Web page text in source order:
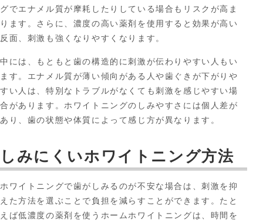
グでエナメル質が摩耗したりしている場合もリスクが高ま
ります。さらに、濃度の高い薬剤を使用すると効果が高い
反面、刺激も強くなりやすくなります。
中には、もともと歯の構造的に刺激が伝わりやすい人もい
ます。エナメル質が薄い傾向がある人や歯ぐきが下がりや
すい人は、特別なトラブルがなくても刺激を感じやすい場
合があります。ホワイトニングのしみやすさには個人差が
あり、歯の状態や体質によって感じ方が異なります。
しみにくいホワイトニング方法
ホワイトニングで歯がしみるのが不安な場合は、刺激を抑
えた方法を選ぶことで負担を減らすことができます。たと
えば低濃度の薬剤を使うホームホワイトニングは、時間を